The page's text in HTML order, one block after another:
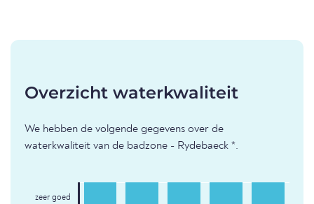
Overzicht waterkwaliteit
We hebben de volgende gegevens over de
waterkwaliteit van de badzone - Rydebaeck *.
zeer goed